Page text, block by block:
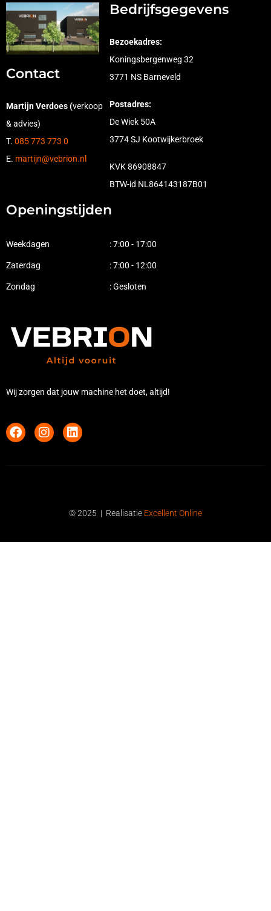
Contact
Martijn Verdoes (verkoop
& advies)
T. 085 773 773 0
E. martijn@vebrion.nl
Bedrijfsgegevens
Bezoekadres:
Koningsbergenweg 32
3771 NS Barneveld
Postadres:
De Wiek 50A
3774 SJ Kootwijkerbroek
KVK 86908847
BTW-id NL864143187B01
Openingstijden
Weekdagen
Zaterdag
Zondag
: 7:00 - 17:00
: 7:00 - 12:00
: Gesloten
Wij zorgen dat jouw machine het doet, altijd!
© 2025 | Realisatie Excellent Online